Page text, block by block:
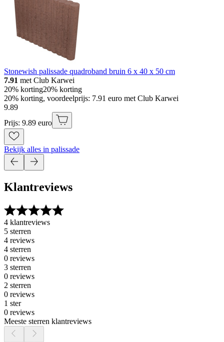
Stonewish palissade quadroband bruin 6 x 40 x 50 cm
7.91 met Club Karwei
20% korting20% korting
20% korting, voordeelprijs: 7.91 euro met Club Karwei
9.89
Prijs: 9.89 euro
Bekijk alles in palissade
Klantreviews
4 klantreviews
5 sterren
4 reviews
4 sterren
0 reviews
3 sterren
0 reviews
2 sterren
0 reviews
1 ster
0 reviews
Meeste sterren klantreviews